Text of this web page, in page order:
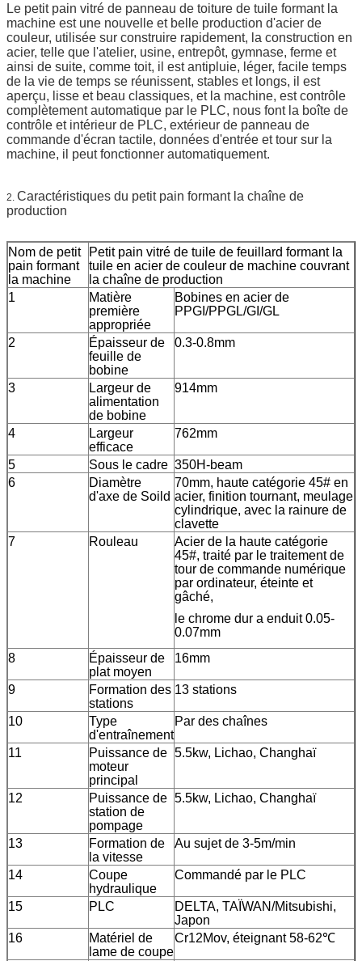
Le petit pain vitré de panneau de toiture de tuile formant la
machine est une nouvelle et belle production d'acier de
couleur, utilisée sur construire rapidement, la construction en
acier, telle que l'atelier, usine, entrepôt, gymnase, ferme et
ainsi de suite, comme toit, il est antipluie, léger, facile temps
de la vie de temps se réunissent, stables et longs, il est
aperçu, lisse et beau classiques, et la machine, est contrôle
complètement automatique par le PLC, nous font la boîte de
contrôle et intérieur de PLC, extérieur de panneau de
commande d'écran tactile, données d'entrée et tour sur la
machine, il peut fonctionner automatiquement.
2. Caractéristiques du petit pain formant la chaîne de
production
Nom de petit
pain formant
la machine
Petit pain vitré de tuile de feuillard formant la
tuile en acier de couleur de machine couvrant
la chaîne de production
1
Matière
première
appropriée
Bobines en acier de
PPGI/PPGL/GI/GL
2
Épaisseur de
feuille de
bobine
0.3-0.8mm
3
Largeur de
alimentation
de bobine
914mm
4
Largeur
efficace
762mm
5 Sous le cadre 350H-beam
6
Diamètre
d'axe de Soild
70mm, haute catégorie 45# en
acier, finition tournant, meulage
cylindrique, avec la rainure de
clavette
7
Rouleau
Acier de la haute catégorie
45#, traité par le traitement de
tour de commande numérique
par ordinateur, éteinte et
gâché,
le chrome dur a enduit 0.05-
0.07mm
8
Épaisseur de
plat moyen
16mm
9
Formation des
stations
13 stations
10
Type
d'entraînement
Par des chaînes
11
Puissance de
moteur
principal
5.5kw, Lichao, Changhaï
12
Puissance de
station de
pompage
5.5kw, Lichao, Changhaï
13
Formation de
la vitesse
Au sujet de 3-5m/min
14
Coupe
hydraulique
Commandé par le PLC
15 PLC
DELTA, TAÏWAN/Mitsubishi,
Japon
16
Matériel de
lame de coupe
Cr12Mov, éteignant 58-62℃